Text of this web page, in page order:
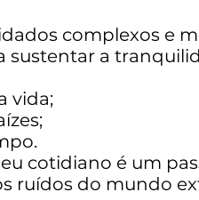
complexos e
sustentar a
vida;
cotidiano é um
ruídos do mundo